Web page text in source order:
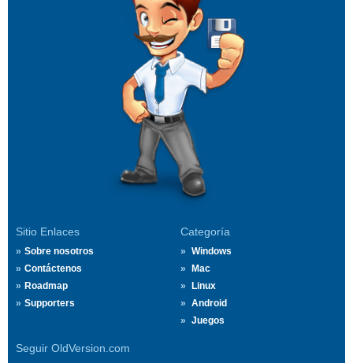
Sitio Enlaces
Sobre nosotros
Contáctenos
Roadmap
Supporters
Categoría
Windows
Mac
Linux
Android
Juegos
Seguir OldVersion.com